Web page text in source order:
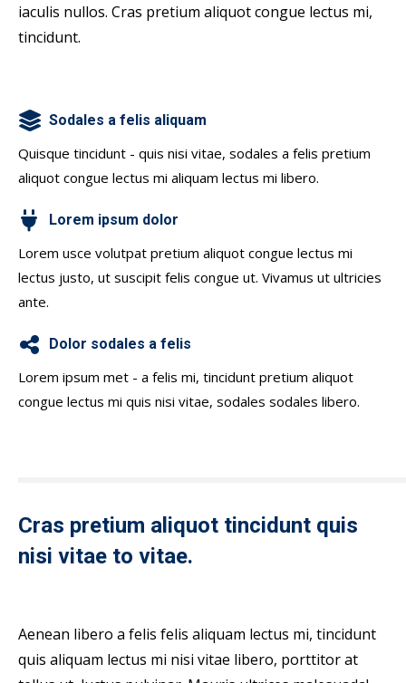
iaculis nullos. Cras pretium aliquot congue lectus mi,
tincidunt.
Sodales a felis aliquam
Quisque tincidunt - quis nisi vitae, sodales a felis pretium
aliquot congue lectus mi aliquam lectus mi libero.
Lorem ipsum dolor
Lorem usce volutpat pretium aliquot congue lectus mi
lectus justo, ut suscipit felis congue ut. Vivamus ut ultricies
ante.
Dolor sodales a felis
Lorem ipsum met - a felis mi, tincidunt pretium aliquot
congue lectus mi quis nisi vitae, sodales sodales libero.
Cras pretium aliquot tincidunt quis
nisi vitae to vitae.
Aenean libero a felis felis aliquam lectus mi, tincidunt
quis aliquam lectus mi nisi vitae libero, porttitor at